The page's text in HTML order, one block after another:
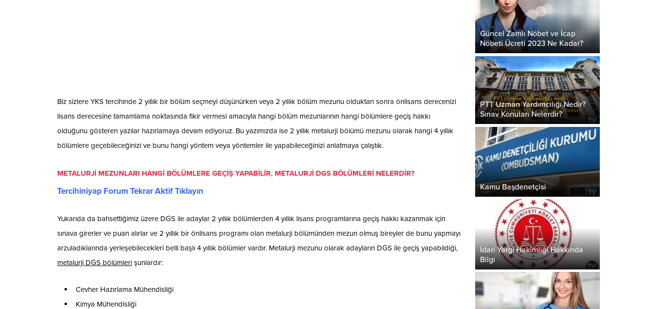
Biz sizlere YKS tercihinde 2 yıllık bir bölüm seçmeyi düşünürken veya 2 yıllık bölüm mezunu olduktan sonra önlisans derecenizi
lisans derecesine tamamlama noktasında fikir vermesi amacıyla hangi bölüm mezunlarının hangi bölümlere geçiş hakkı
olduğunu gösteren yazılar hazırlamaya devam ediyoruz. Bu yazımızda ise 2 yıllık metalurji bölümü mezunu olarak hangi 4 yıllık
bölümlere geçebileceğinizi ve bunu hangi yöntem veya yöntemler ile yapabileceğinizi anlatmaya çalıştık.
METALURJİ MEZUNLARI HANGİ BÖLÜMLERE GEÇİŞ YAPABİLİR, METALURJİ DGS BÖLÜMLERİ NELERDİR?
Tercihiniyap Forum Tekrar Aktif Tıklayın
Yukarıda da bahsettiğimiz üzere DGS ile adaylar 2 yıllık bölümlerden 4 yıllık lisans programlarına geçiş hakkı kazanmak için
sınava girerler ve puan alırlar ve 2 yıllık bir önlisans programı olan metalurji bölümünden mezun olmuş bireyler de bunu yapmayı
arzuladıklarında yerleşebilecekleri belli başlı 4 yıllık bölümler vardır. Metalurji mezunu olarak adayların DGS ile geçiş yapabildiği,
metalurji DGS bölümleri şunlardır:
Cevher Hazırlama Mühendisliği
Kimya Mühendisliği
Güncel Zamlı Nöbet ve İcap
Nöbeti Ücreti 2023 Ne Kadar?
PTT Uzman Yardımcılığı Nedir?
Sınav Konuları Nelerdir?
Kamu Başdenetçisi
İdari Yargı Hakimliği Hakkında
Bilgi